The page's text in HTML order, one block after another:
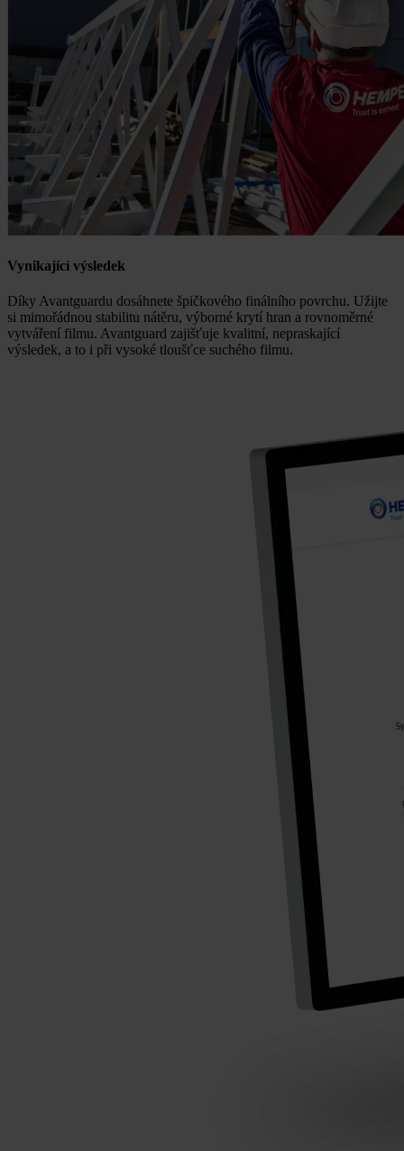
Vynikající výsledek
Díky Avantguardu dosáhnete špičkového finálního povrchu. Užijte
si mimořádnou stabilitu nátěru, výborné krytí hran a rovnoměrné
vytváření filmu. Avantguard zajišťuje kvalitní, nepraskající
výsledek, a to i při vysoké tloušťce suchého filmu.